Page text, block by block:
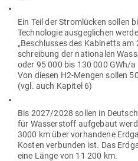
Ein Teil der Strom­lücken sollen
Tech­no­logie aus­ge­glichen
„Beschlusses des Kabi­netts
schreibung der natio­nalen
oder 95 000 bis 130 000 GWh/
Von diesen H2-Mengen sollen
(vgl. auch Kapitel 6)
Bis 2027/2028 sollen in
für Was­ser­stoff auf­gebaut
3000 km über vor­handene
Kosten ver­bunden ist. Das
eine Länge von 11 200 km.